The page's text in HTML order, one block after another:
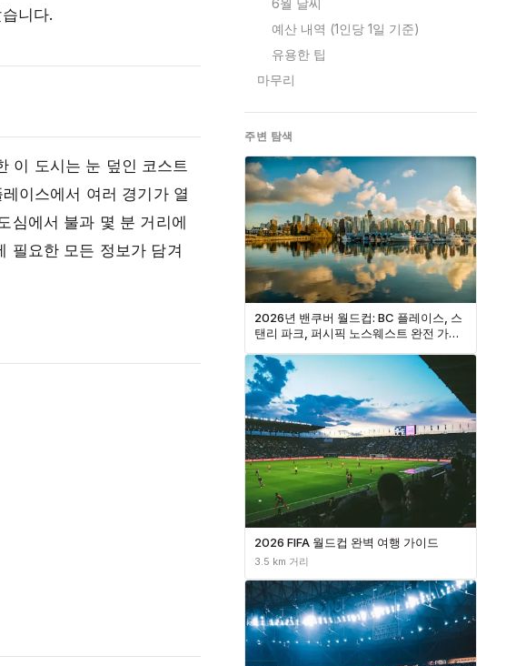
니다.
이 도시는 눈 덮인 코스트
이스에서 여러 경기가 열
심에서 불과 몇 분 거리에
필요한 모든 정보가 담겨
6월 날씨
예산 내역 (1인당 1일 기준)
유용한 팁
마무리
주변 탐색
2026년 밴쿠버 월드컵: BC 플레이스, 스
탠리 파크, 퍼시픽 노스웨스트 완전 가이
2026 FIFA 월드컵 완벽 여행 가이드
3.5 km 거리